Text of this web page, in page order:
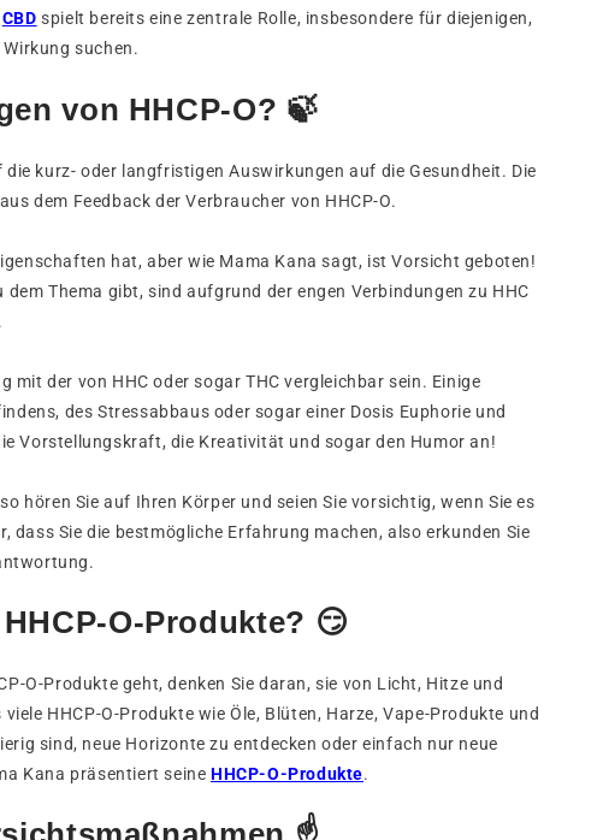
CBD spielt bereits eine zentrale Rolle, insbesondere für diejenigen,
suchen.
von HHCP-O? 🍃
kurz- oder langfristigen Auswirkungen auf die Gesundheit. Die
dem Feedback der Verbraucher von HHCP-O.
hat, aber wie Mama Kana sagt, ist Vorsicht geboten!
Thema gibt, sind aufgrund der engen Verbindungen zu HHC
mit der von HHC oder sogar THC vergleichbar sein. Einige
des Stressabbaus oder sogar einer Dosis Euphorie und
Vorstellungskraft, die Kreativität und sogar den Humor an!
hören Sie auf Ihren Körper und seien Sie vorsichtig, wenn Sie es
dass Sie die bestmögliche Erfahrung machen, also erkunden Sie
O-Produkte? 😏
O-Produkte geht, denken Sie daran, sie von Licht, Hitze und
HHCP-O-Produkte wie Öle, Blüten, Harze, Vape-Produkte und
sind, neue Horizonte zu entdecken oder einfach nur neue
Kana präsentiert seineHHCP-O-Produkte.